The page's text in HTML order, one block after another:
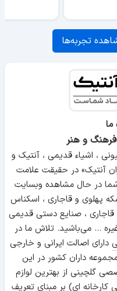
تجربه‌ها
ما
و هنر
، اشیاء قدیمی ، آنتیک و
آنتیک» در حقیقت علامت
در حال مشاهده وبسایت
پهلوی و قاجاری ، اسکناس
قاجاری ، صنایع دستی قدیمی
... می‌باشید. تلاش ما در
دارای اصالت ایرانی و خارجی
داران کشور در این
گلچینی از بهترین لوازم
کارخانه ای) بر مبنای تعریف